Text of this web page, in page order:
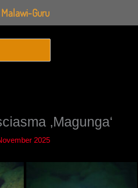
‚Magunga‘
2025
Malawi-Guru